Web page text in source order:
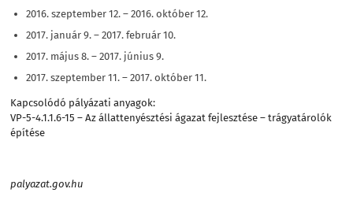
2016. szeptember 12. – 2016. október 12.
2017. január 9. – 2017. február 10.
2017. május 8. – 2017. június 9.
2017. szeptember 11. – 2017. október 11.
Kapcsolódó pályázati anyagok:
VP-5-4.1.1.6-15 – Az állattenyésztési ágazat fejlesztése – trágyatárolók
építése
palyazat.gov.hu